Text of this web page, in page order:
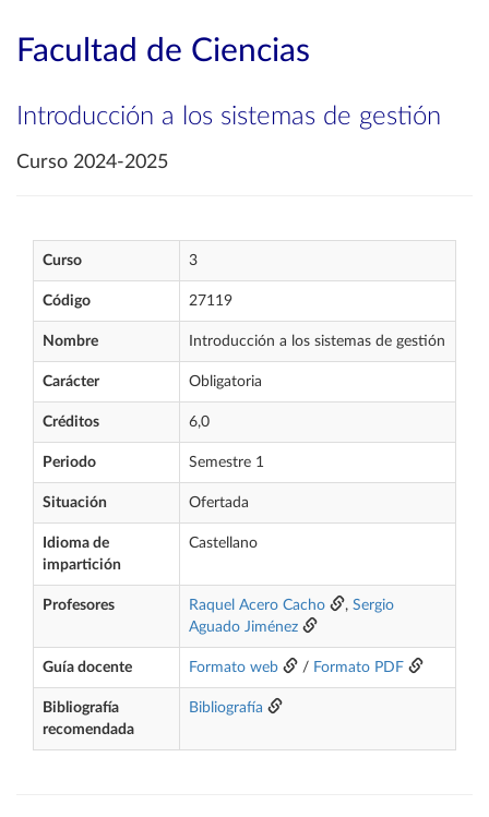
Facultad de Ciencias
Introducción a los sistemas de gestión
Curso 2024-2025
Curso 3
Código 27119
Nombre Introducción a los sistemas de gestión
Carácter Obligatoria
Créditos 6,0
Periodo Semestre 1
Situación Ofertada
Idioma de
impartición
Castellano
Profesores Raquel Acero Cacho , Sergio
Aguado Jiménez
Guía docente Formato web / Formato PDF
Bibliografía
recomendada
Bibliografía